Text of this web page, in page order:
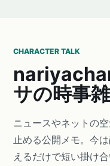
CHARACTER TALK
サの時事
ニュースやネットの
止める公開メモ。今
えるだけで短い掛け